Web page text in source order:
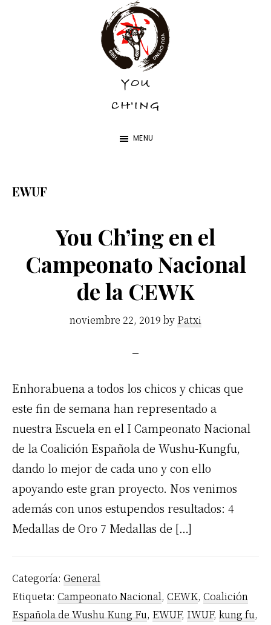
YOU
CH'ING
YOU
CH'ING
MENU
EWUF
You Ch’ing en el
Campeonato Nacional
de la CEWK
noviembre 22, 2019 by Patxi
Enhorabuena a todos los chicos y chicas que
este fin de semana han representado a
nuestra Escuela en el I Campeonato Nacional
de la Coalición Española de Wushu-Kungfu,
dando lo mejor de cada uno y con ello
apoyando este gran proyecto. Nos venimos
además con unos estupendos resultados: 4
Medallas de Oro 7 Medallas de […]
Categoría: General
Etiqueta: Campeonato Nacional, CEWK, Coalición
Española de Wushu Kung Fu, EWUF, IWUF, kung fu,